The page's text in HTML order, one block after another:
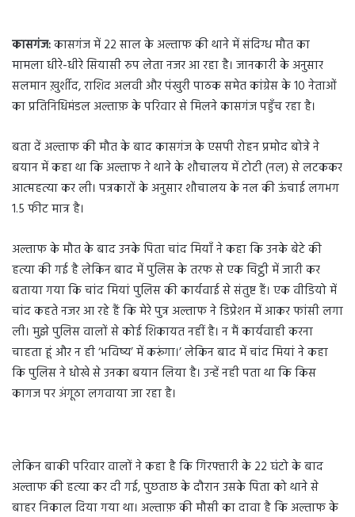
कासगंज:कासगंज में 22 साल के अल्ताफ की थाने में संदिग्ध मौत का
मामला धीरे-धीरे सियासी रुप लेता नजर आ रहा है। जानकारी के अनुसार
सलमान ख़ुर्शीद, राशिद अलवी और पंखुरी पाठक समेत कांग्रेस के 10 नेताओं
का प्रतिनिधिमंडल अल्ताफ़ के परिवार से मिलने कासगंज पहुँच रहा है।
बता दें अल्ताफ की मौत के बाद कासगंज के एसपी रोहन प्रमोद बोत्रे ने
बयान में कहा था कि अल्ताफ ने थाने के शौचालय में टोटी (नल) से लटककर
आत्महत्या कर ली। पत्रकारों के अनुसार शौचालय के नल की ऊंचाई लगभग
1.5 फीट मात्र है।
अल्ताफ के मौत के बाद उनके पिता चांद मियाँ ने कहा कि उनके बेटे की
हत्या की गई है लेकिन बाद में पुलिस के तरफ से एक चिट्ठी में जारी कर
बताया गया कि चांद मियां पुलिस की कार्यवाई से संतुष्ट हैं। एक वीडियो में
चांद कहते नजर आ रहे हैं कि मेरे पुत्र अल्ताफ ने डिप्रेशन में आकर फांसी लगा
ली। मुझे पुलिस वालों से कोई शिकायत नहीं है। न मैं कार्यवाही करना
चाहता हूं और न ही ‘भविष्य’ में करूंगा।’ लेकिन बाद में चांद मियां ने कहा
कि पुलिस ने धोखे से उनका बयान लिया है। उन्हें नही पता था कि किस
कागज पर अंगूठा लगवाया जा रहा है।
लेकिन बाकी परिवार वालों ने कहा है कि गिरफ्तारी के 22 घंटो के बाद
अल्ताफ की हत्या कर दी गई, पुछताछ के दौरान उसके पिता को थाने से
बाहर निकाल दिया गया था। अल्ताफ़ की मौसी का दावा है कि अल्ताफ के